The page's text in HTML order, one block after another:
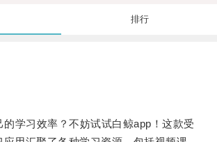
排行
习效率？不妨试试白鲸app！这款受